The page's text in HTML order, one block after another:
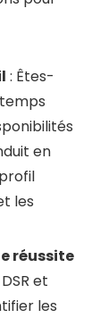
: Êtes-
en
les
réussite
et
les